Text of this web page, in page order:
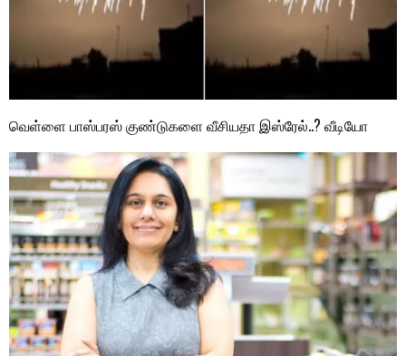
வெள்ளை பாஸ்பரஸ் குண்டுகளை வீசியதா இஸ்ரேல்..? வீடியோ